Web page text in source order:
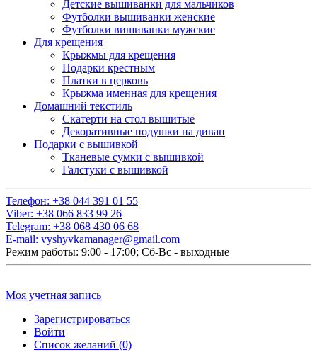
Детские вышиванки для мальчиков
Футболки вышиванки женские
Футболки вишиванки мужские
Для крещения
Крыжмы для крещения
Подарки крестным
Платки в церковь
Крыжма именная для крещения
Домашний текстиль
Скатерти на стол вышитые
Декоративные подушки на диван
Подарки с вышивкой
Тканевые сумки с вышивкой
Галстуки с вышивкой
Телефон: +38 044 391 01 55
Viber: +38 066 833 99 26
Telegram: +38 068 430 06 68
E-mail: vyshyvkamanager@gmail.com
Режим работы: 9:00 - 17:00; Сб-Вс - выходные
Моя учетная запись
Зарегистрироваться
Войти
Список желаний (0)